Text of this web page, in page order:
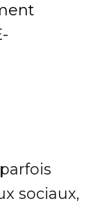
sociaux,